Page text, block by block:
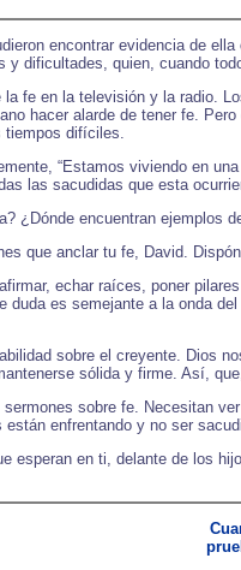
encontrar evidencia de
y dificultades, quien, cuando
fe en la televisión y la radio.
hacer alarde de tener fe.
tiempos difíciles.
“Estamos viviendo en
las sacudidas que esta
¿Dónde encuentran ejemplos
que anclar tu fe, David.
echar raíces, poner
duda es semejante a la onda
sobre el creyente. Dios
sólida y firme. Así,
sobre fe. Necesitan
enfrentando y no ser
esperan en ti, delante de los